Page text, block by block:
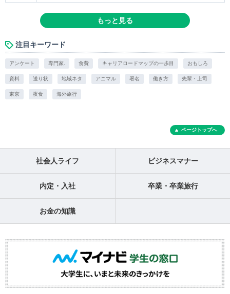
もっと見る
注目キーワード
アンケート 専門家. 食費 キャリアロードマップの一歩目 おもしろ
資料 送り状 地域ネタ アニマル 署名 働き方 先輩・上司
東京 夜食 海外旅行
ページトップへ
社会人ライフ ビジネスマナー
内定・入社 卒業・卒業旅行
お金の知識